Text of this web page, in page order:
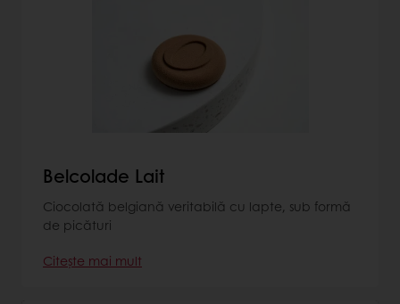
Belcolade Lait
Ciocolată belgiană veritabilă cu lapte, sub formă
de picături
Citește mai mult